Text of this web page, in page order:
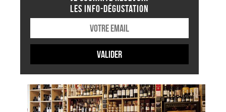
LES INFO-DÉGUSTATION